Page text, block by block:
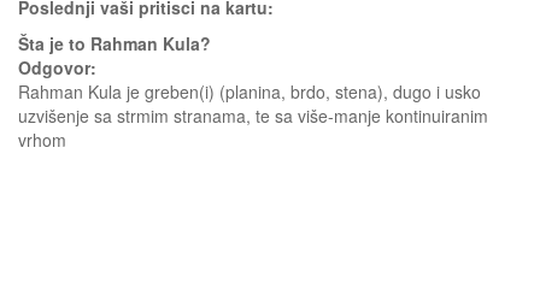
Poslednji vaši pritisci na kartu:
Šta je to Rahman Kula?
Odgovor:
Rahman Kula je greben(i) (planina, brdo, stena), dugo i usko
uzvišenje sa strmim stranama, te sa više-manje kontinuiranim
vrhom